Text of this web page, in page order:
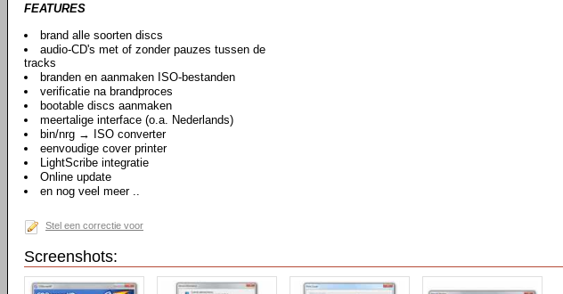
FEATURES
brand alle soorten discs
audio-CD's met of zonder pauzes tussen de
tracks
branden en aanmaken ISO-bestanden
verificatie na brandproces
bootable discs aanmaken
meertalige interface (o.a. Nederlands)
bin/nrg → ISO converter
eenvoudige cover printer
LightScribe integratie
Online update
en nog veel meer ..
Stel een correctie voor
Screenshots: